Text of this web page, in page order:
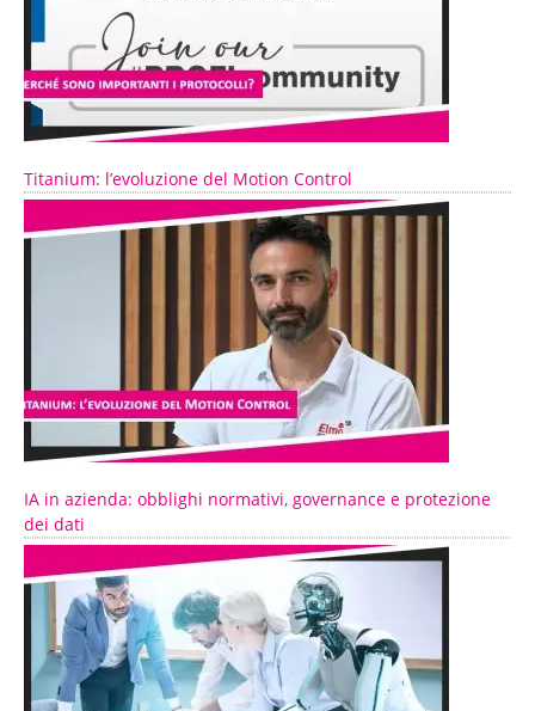
Titanium: l’evoluzione del Motion Control
IA in azienda: obblighi normativi, governance e protezione
dei dati